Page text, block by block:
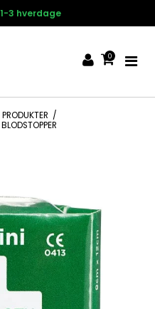
14 dages fortrydelsesret
0
PRODUKTER /